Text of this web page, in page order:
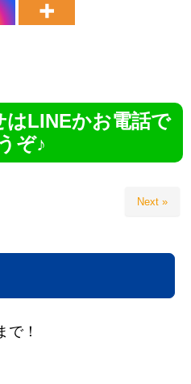
はLINEかお電話で
ぞ♪
Next »
で！